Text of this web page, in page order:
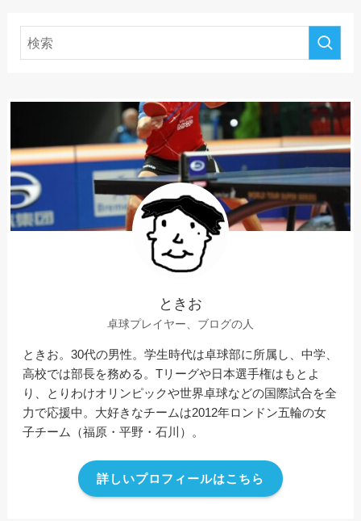
ときお
卓球プレイヤー、ブログの人
ときお。30代の男性。学生時代は卓球部に所属し、中学、
高校では部長を務める。Tリーグや日本選手権はもとよ
り、とりわけオリンピックや世界卓球などの国際試合を全
力で応援中。大好きなチームは2012年ロンドン五輪の女
子チーム（福原・平野・石川）。
詳しいプロフィールはこちら